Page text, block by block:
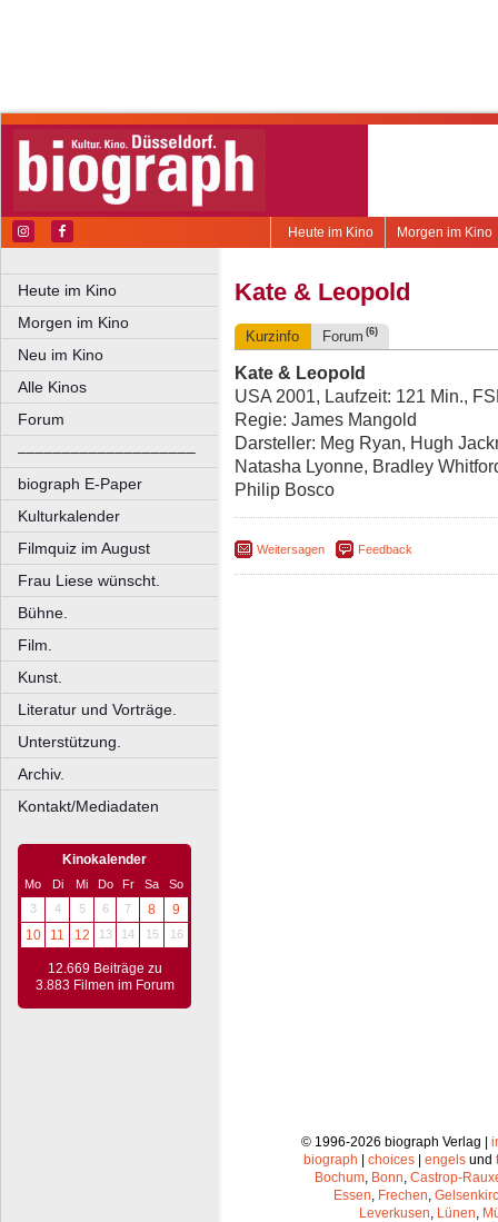
Morgen im Kino
Heute im Kino
Heute im Kino
Morgen im Kino
Neu im Kino
Alle Kinos
Forum
––––––––––––––––––––
biograph E-Paper
Kulturkalender
Filmquiz im August
Frau Liese wünscht.
Bühne.
Film.
Kunst.
Literatur und Vorträge.
Unterstützung.
Archiv.
Kontakt/Mediadaten
Kinokalender
Mo Di Mi Do Fr Sa
So
3
4 5 6 7 8
9
10
11 12 13 14 15 16
12.669 Beiträge zu
3.883 Filmen im Forum
Kate & Leopold
Kurzinfo Forum (6)
Kate & Leopold
USA 2001, Laufzeit: 121 Min.,
Regie: James Mangold
Darsteller: Meg Ryan, Hugh
Natasha Lyonne, Bradley
Philip Bosco
Weitersagen Feedback
© 1996-2026 biograph Verlag |
biograph
choices engels und
Bochum, Bonn, Castrop-
Essen, Frechen,
Leverkusen, Lünen,